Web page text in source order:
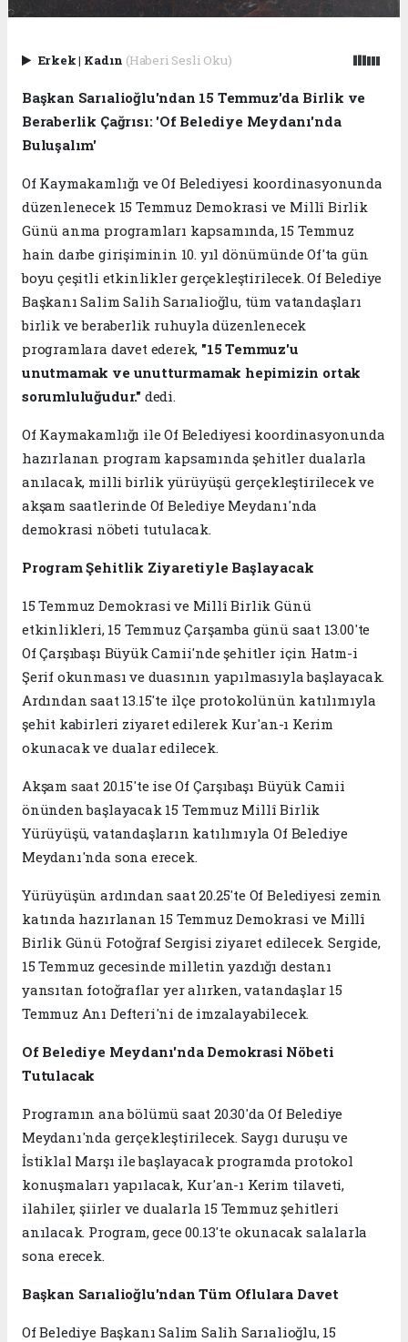
Erkek| Kadın (Haberi Sesli Oku)
Başkan Sarıalioğlu'ndan 15 Temmuz'da Birlik ve
Beraberlik Çağrısı: 'Of Belediye Meydanı'nda
Buluşalım'
Of Kaymakamlığı ve Of Belediyesi koordinasyonunda
düzenlenecek 15 Temmuz Demokrasi ve Millî Birlik
Günü anma programları kapsamında, 15 Temmuz
hain darbe girişiminin 10. yıl dönümünde Of'ta gün
boyu çeşitli etkinlikler gerçekleştirilecek. Of Belediye
Başkanı Salim Salih Sarıalioğlu, tüm vatandaşları
birlik ve beraberlik ruhuyla düzenlenecek
programlara davet ederek, "15 Temmuz'u
unutmamak ve unutturmamak hepimizin ortak
sorumluluğudur." dedi.
Of Kaymakamlığı ile Of Belediyesi koordinasyonunda
hazırlanan program kapsamında şehitler dualarla
anılacak, milli birlik yürüyüşü gerçekleştirilecek ve
akşam saatlerinde Of Belediye Meydanı'nda
demokrasi nöbeti tutulacak.
Program Şehitlik Ziyaretiyle Başlayacak
15 Temmuz Demokrasi ve Millî Birlik Günü
etkinlikleri, 15 Temmuz Çarşamba günü saat 13.00'te
Of Çarşıbaşı Büyük Camii'nde şehitler için Hatm-i
Şerif okunması ve duasının yapılmasıyla başlayacak.
Ardından saat 13.15'te ilçe protokolünün katılımıyla
şehit kabirleri ziyaret edilerek Kur'an-ı Kerim
okunacak ve dualar edilecek.
Akşam saat 20.15'te ise Of Çarşıbaşı Büyük Camii
önünden başlayacak 15 Temmuz Millî Birlik
Yürüyüşü, vatandaşların katılımıyla Of Belediye
Meydanı'nda sona erecek.
Yürüyüşün ardından saat 20.25'te Of Belediyesi zemin
katında hazırlanan 15 Temmuz Demokrasi ve Millî
Birlik Günü Fotoğraf Sergisi ziyaret edilecek. Sergide,
15 Temmuz gecesinde milletin yazdığı destanı
yansıtan fotoğraflar yer alırken, vatandaşlar 15
Temmuz Anı Defteri'ni de imzalayabilecek.
Of Belediye Meydanı'nda Demokrasi Nöbeti
Tutulacak
Programın ana bölümü saat 20.30'da Of Belediye
Meydanı'nda gerçekleştirilecek. Saygı duruşu ve
İstiklal Marşı ile başlayacak programda protokol
konuşmaları yapılacak, Kur'an-ı Kerim tilaveti,
ilahiler, şiirler ve dualarla 15 Temmuz şehitleri
anılacak. Program, gece 00.13'te okunacak salalarla
sona erecek.
Başkan Sarıalioğlu'ndan Tüm Oflulara Davet
Of Belediye Başkanı Salim Salih Sarıalioğlu, 15